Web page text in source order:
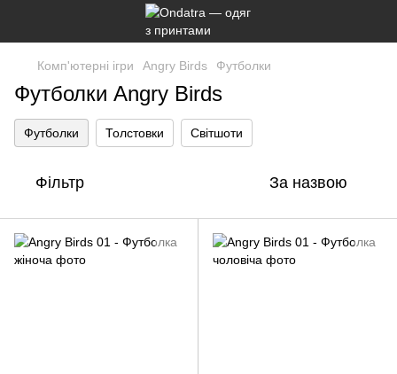
Комп'ютерні ігри Angry Birds Футболки
Футболки Angry Birds
Футболки Толстовки Світшоти
Фільтр За назвою